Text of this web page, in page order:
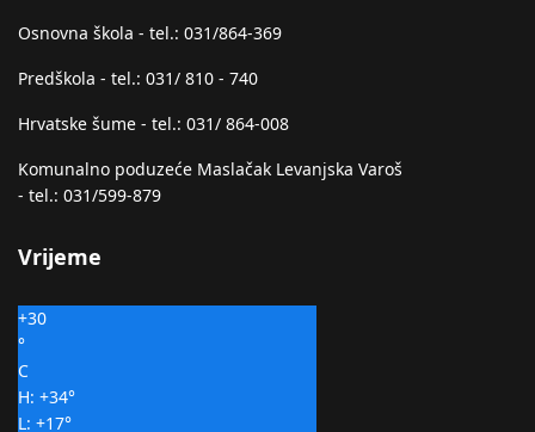
Osnovna škola - tel.: 031/864-369
Predškola - tel.: 031/ 810 - 740
Hrvatske šume - tel.: 031/ 864-008
Komunalno poduzeće Maslačak Levanjska Varoš
- tel.: 031/599-879
Vrijeme
+30
°
C
H: +34°
L: +17°